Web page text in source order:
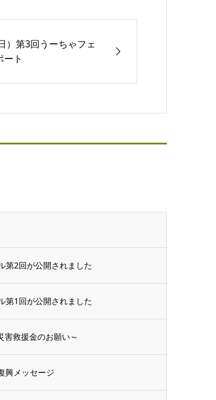
）第3回うーちゃフェ
ート
第2回が公開されました
第1回が公開されました
害救援金のお願い～
興メッセージ